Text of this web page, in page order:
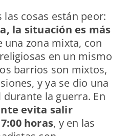
las cosas están peor:
la situación es más
una zona mixta, con
en un mismo
barrios son mixtos,
y ya se dio una
la guerra. En
evita salir
horas, y en las